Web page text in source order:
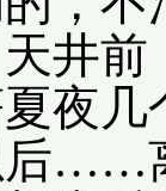
井
夜
后……